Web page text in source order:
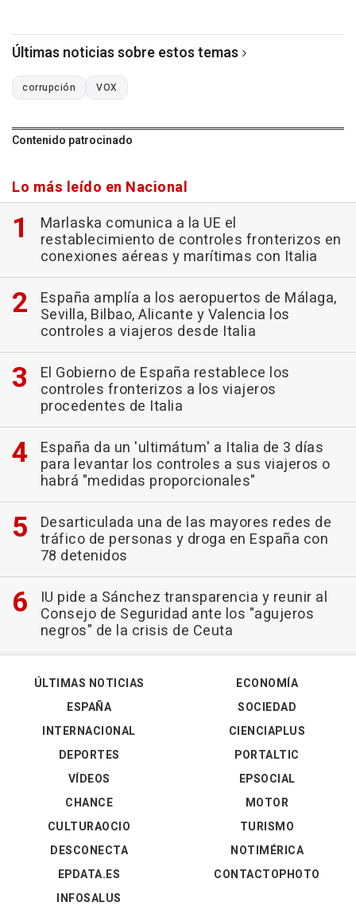
Últimas noticias sobre estos temas
corrupción VOX
Contenido patrocinado
Lo más leído en Nacional
Marlaska comunica a la UE el
restablecimiento de controles fronterizos en
conexiones aéreas y marítimas con Italia
España amplía a los aeropuertos de Málaga,
Sevilla, Bilbao, Alicante y Valencia los
controles a viajeros desde Italia
El Gobierno de España restablece los
controles fronterizos a los viajeros
procedentes de Italia
España da un 'ultimátum' a Italia de 3 días
para levantar los controles a sus viajeros o
habrá "medidas proporcionales"
Desarticulada una de las mayores redes de
tráfico de personas y droga en España con
78 detenidos
IU pide a Sánchez transparencia y reunir al
Consejo de Seguridad ante los "agujeros
negros" de la crisis de Ceuta
ÚLTIMAS NOTICIAS
ESPAÑA
INTERNACIONAL
DEPORTES
VÍDEOS
ECONOMÍA
SOCIEDAD
CIENCIAPLUS
PORTALTIC
EPSOCIAL
CHANCE
CULTURAOCIO
DESCONECTA
EPDATA.ES
INFOSALUS
MOTOR
TURISMO
NOTIMÉRICA
CONTACTOPHOTO